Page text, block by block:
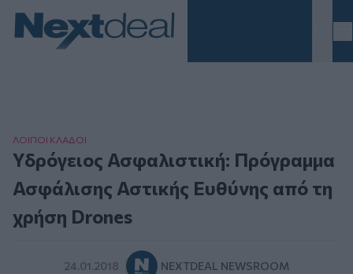
ΛΟΙΠΟΙ ΚΛAΔΟΙ
Υδρόγειος Ασφαλιστική: Πρόγραμμα
Ασφάλισης Αστικής Ευθύνης από τη
χρήση Drones
24.01.2018 NEXTDEAL NEWSROOM